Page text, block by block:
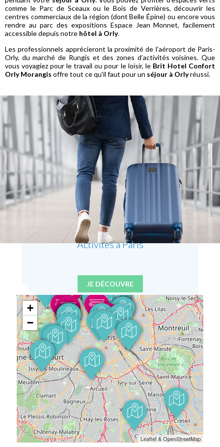
comme le Parc de Sceaux ou le Bois de Verrières, découvrir les
centres commerciaux de la région (dont Belle Épine) ou encore vous
rendre au parc des expositions Espace Jean Monnet, facilement
accessible depuis notre hôtel à Orly.
Les professionnels apprécieront la proximité de l’aéroport de Paris-
Orly, du marché de Rungis et des zones d’activités voisines. Que
vous voyagiez pour le travail ou pour le loisir, le Brit Hotel Confort
Orly Morangis offre tout ce qu'il faut pour un séjour à Orlyréussi.
Activités à Paris
JE DÉCOUVRE
+
−
Leaflet & OpenStreetMap